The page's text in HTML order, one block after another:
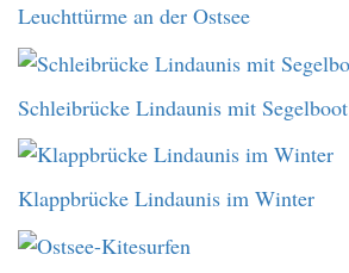
Leuchttürme an der Ostsee
Schleibrücke Lindaunis mit Segelboot
Klappbrücke Lindaunis im Winter